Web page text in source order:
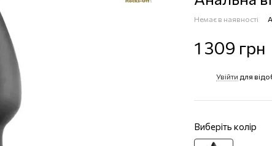
Немає в наявності
1 309 грн
Увійти для
Виберіть колір